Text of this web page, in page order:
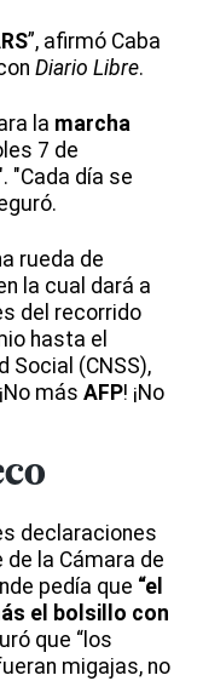
”, afirmó Caba
Diario Libre.
la marcha
7 de
"Cada día se
rueda de
la cual dará a
del recorrido
hasta el
Social (CNSS),
más AFP! ¡No
declaraciones
la Cámara de
pedía que “el
el bolsillo con
que “los
migajas, no